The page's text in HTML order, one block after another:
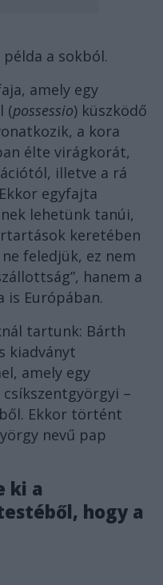
a sokból.
amely egy
(possessio) küszködő
a kora
élte virágkorát,
illetve a rá
egyfajta
lehetünk tanúi,
keretében
feledjük, ez nem
hanem a
is Európában.
tartunk: Bárth
kiadványt
amely egy
–
Ekkor történt
nevű pap
ki a
hogy a